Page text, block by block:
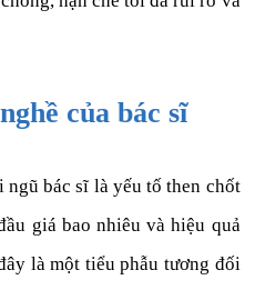
của bác sĩ
bác sĩ là yếu tố then chốt
giá bao nhiêu và hiệu quả
là một tiểu phẫu tương đối